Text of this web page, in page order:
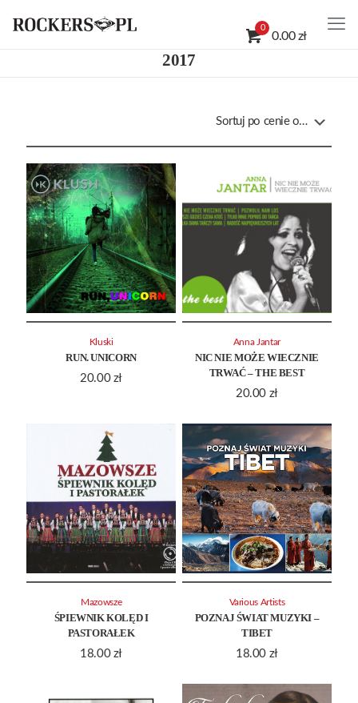
0
0.00 zł
2017
RUN. UNICORN
20.00 zł
Kluski
NIC NIE MOŻE WIECZNIE
TRWAĆ – THE BEST
20.00 zł
Anna Jantar
ŚPIEWNIK KOLĘD I
PASTORAŁEK
18.00 zł
Mazowsze
POZNAJ ŚWIAT MUZYKI –
TIBET
18.00 zł
Various Artists